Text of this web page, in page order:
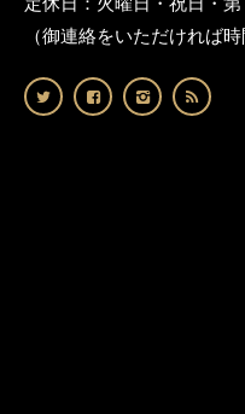
定休日：火曜日・祝日・
（御連絡をいただければ時